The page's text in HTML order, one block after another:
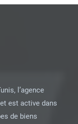
l’agence
est active dans
de biens